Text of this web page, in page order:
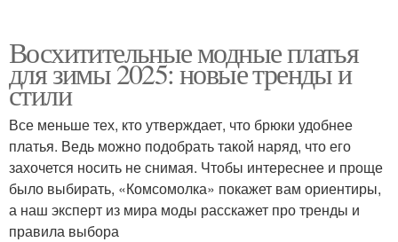
Восхитительные модные платья
для зимы 2025: новые тренды и
стили
Все меньше тех, кто утверждает, что брюки удобнее
платья. Ведь можно подобрать такой наряд, что его
захочется носить не снимая. Чтобы интереснее и проще
было выбирать, «Комсомолка» покажет вам ориентиры,
а наш эксперт из мира моды расскажет про тренды и
правила выбора